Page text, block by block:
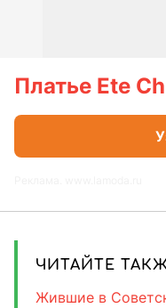
Платье Ete
ЧИТАЙТЕ
Жившие в